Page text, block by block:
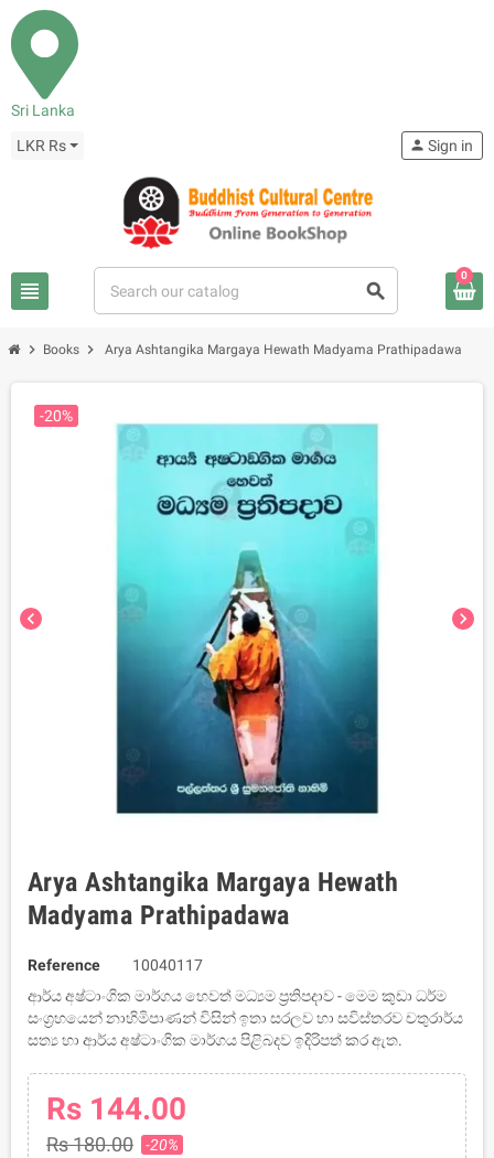
Sri Lanka
LKR Rs
view_headline search
person Sign in
0
chevron_right Books chevron_right Arya Ashtangika Margaya Hewath Madyama Prathipadawa
chevron_left chevron_right
-20%
Arya Ashtangika Margaya Hewath
Madyama Prathipadawa
Reference
10040117
ආර්ය අෂ්ටාංගික මාර්ගය හෙවත් මධ්‍යම ප්‍රතිපදාව - මෙම කුඩා ධර්ම
සංග්‍රහයෙන් නාහිමිපාණන් විසින් ඉතා සරලව හා සවිස්තරව චතුරාර්ය
සත්‍ය හා ආර්ය අෂ්ටාංගික මාර්ගය පිළිබදව ඉදිරිපත් කර ඇත.
Rs 144.00
Rs 180.00 -20%